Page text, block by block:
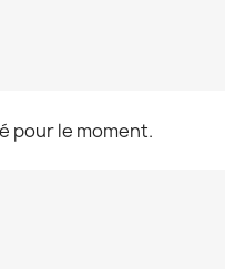
pour le moment.